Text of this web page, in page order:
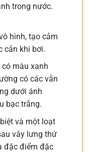
trong nước.
hình, tạo cảm
cản khi bơi.
màu xanh
có các vằn
dưới ánh
bạc trắng.
và một loạt
vây lưng thứ
đặc điểm đặc